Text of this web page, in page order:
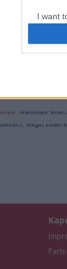
I want
web
I want
trackback/id/
értelmében
Kifogás esetén